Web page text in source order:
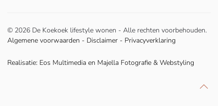
© 2026 De Koekoek lifestyle wonen - Alle rechten voorbehouden.
Algemene voorwaarden - Disclaimer - Privacyverklaring
Realisatie: Eos Multimedia en Majella Fotografie & Webstyling